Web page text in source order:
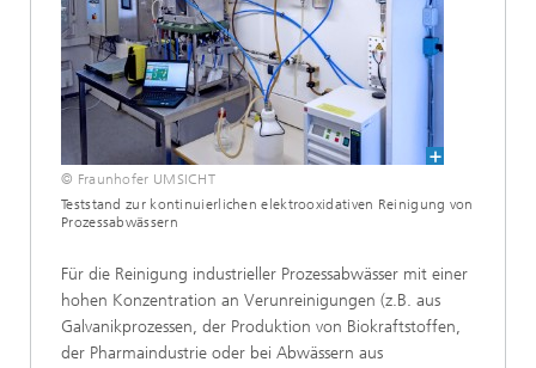
© Fraunhofer UMSICHT
Teststand zur kontinuierlichen elektrooxidativen Reinigung von
Prozessabwässern
Für die Reinigung industrieller Prozessabwässer mit einer
hohen Konzentration an Verunreinigungen (z.B. aus
Galvanikprozessen, der Produktion von Biokraftstoffen,
der Pharmaindustrie oder bei Abwässern aus